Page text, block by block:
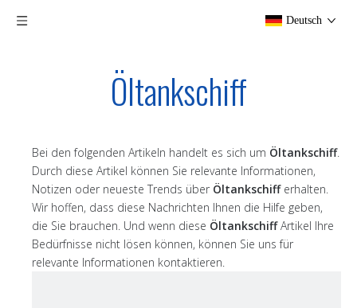
Deutsch
Öltankschiff
Bei den folgenden Artikeln handelt es sich um Öltankschiff.
Durch diese Artikel können Sie relevante Informationen,
Notizen oder neueste Trends über Öltankschifferhalten.
Wir hoffen, dass diese Nachrichten Ihnen die Hilfe geben,
die Sie brauchen. Und wenn diese ÖltankschiffArtikel Ihre
Bedürfnisse nicht lösen können, können Sie uns für
relevante Informationen kontaktieren.